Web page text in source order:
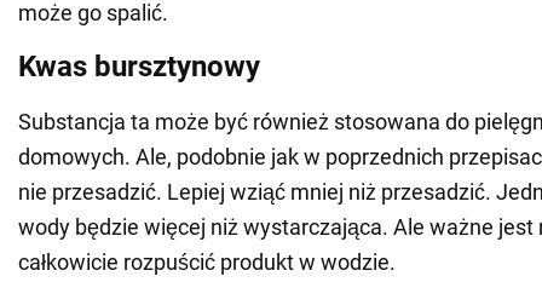
może go spalić.
Kwas bursztynowy
Substancja ta może być również stosowana do
domowych. Ale, podobnie jak w poprzednich
nie przesadzić. Lepiej wziąć mniej niż przesadzić.
wody będzie więcej niż wystarczająca. Ale ważne jest
całkowicie rozpuścić produkt w wodzie.